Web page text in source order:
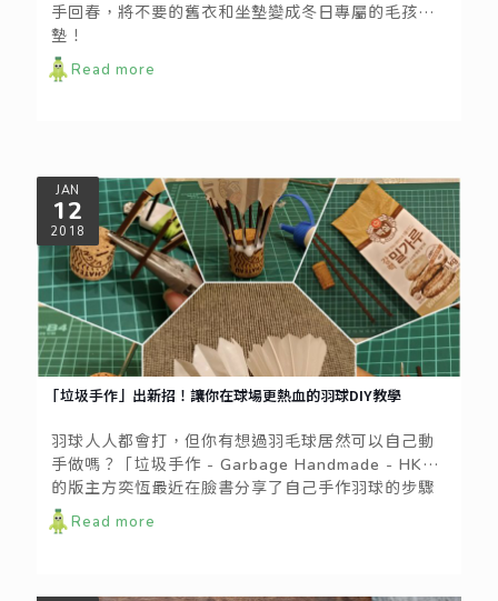
手回春，將不要的舊衣和坐墊變成冬日專屬的毛孩睡
墊！
Read more
JAN
12
2018
「垃圾手作」出新招！讓你在球場更熱血的羽球DIY教學
羽球人人都會打，但你有想過羽毛球居然可以自己動
手做嗎？「垃圾手作 - Garbage Handmade - HK」
的版主方奕恆最近在臉書分享了自己手作羽球的步驟
與心得，教大家如何利用生活中廢棄的物品，重新組
合做成羽毛球！
Read more